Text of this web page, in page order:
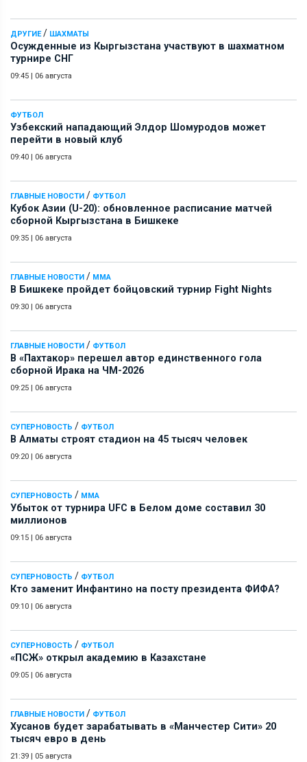
ДРУГИЕ/ ШАХМАТЫ
Осужденные из Кыргызстана участвуют в шахматном
турнире СНГ
09:45 | 06 августа
ФУТБОЛ
Узбекский нападающий Элдор Шомуродов может
перейти в новый клуб
09:40 | 06 августа
ГЛАВНЫЕ НОВОСТИ / ФУТБОЛ
Кубок Азии (U-20): обновленное расписание матчей
сборной Кыргызстана в Бишкеке
09:35 | 06 августа
ГЛАВНЫЕ НОВОСТИ / ММА
В Бишкеке пройдет бойцовский турнир Fight Nights
09:30 | 06 августа
ГЛАВНЫЕ НОВОСТИ / ФУТБОЛ
В «Пахтакор» перешел автор единственного гола
сборной Ирака на ЧМ-2026
09:25 | 06 августа
СУПЕРНОВОСТЬ / ФУТБОЛ
В Алматы строят стадион на 45 тысяч человек
09:20 | 06 августа
СУПЕРНОВОСТЬ / ММА
Убыток от турнира UFC в Белом доме составил 30
миллионов
09:15 | 06 августа
СУПЕРНОВОСТЬ / ФУТБОЛ
Кто заменит Инфантино на посту президента ФИФА?
09:10 | 06 августа
СУПЕРНОВОСТЬ / ФУТБОЛ
«ПСЖ» открыл академию в Казахстане
09:05 | 06 августа
ГЛАВНЫЕ НОВОСТИ / ФУТБОЛ
Хусанов будет зарабатывать в «Манчестер Сити» 20
тысяч евро в день
21:39 | 05 августа